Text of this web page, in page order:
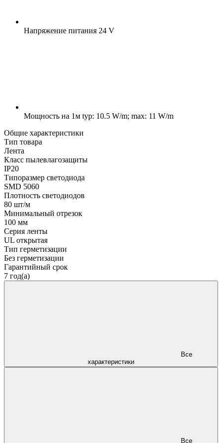
Напряжение питания 24 V
Мощность на 1м typ: 10.5 W/m; max: 11 W/m
Общие характеристики
Тип товара
Лента
Класс пылевлагозащиты
IP20
Типоразмер светодиода
SMD 5060
Плотность светодиодов
80 шт/м
Минимальный отрезок
100 мм
Серия ленты
UL открытая
Тип герметизации
Без герметизации
Гарантийный срок
7 год(а)
характеристики